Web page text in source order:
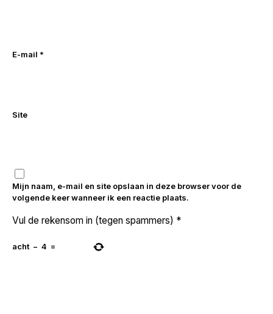
E-mail *
Site
Mijn naam, e-mail en site opslaan in deze browser voor de
volgende keer wanneer ik een reactie plaats.
Vul de rekensom in (tegen spammers) *
acht − 4 =